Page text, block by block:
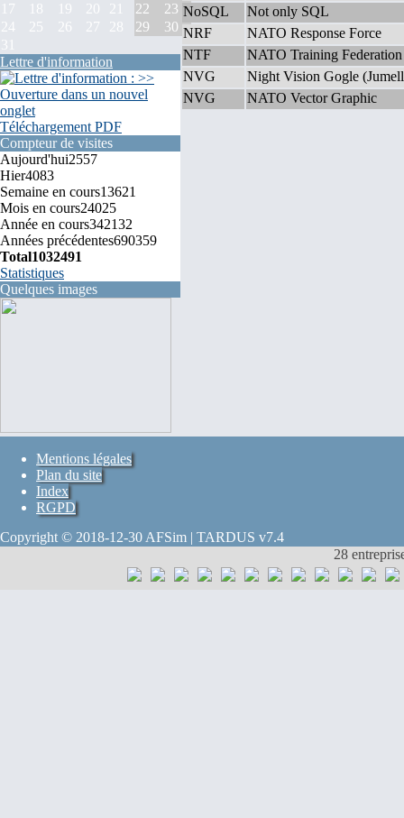
17
18 19 20 21 22
23
24
25 26 27 28 29
30
31
Lettre d'information
Téléchargement PDF
Compteur de visites
Aujourd'hui2557
Hier4083
Semaine en cours13621
Mois en cours24025
Année en cours342132
Années précédentes690359
Total1032491
Statistiques
Quelques images
NoSQL
Not only SQL
NRF
NATO Response Force
NTF
NATO Training Federation
NVG
Night Vision Gogle
NVG
NATO Vector Graphic
Mentions légales
Plan du site
Index
RGPD
Copyright © 2018-12-30 AFSim | TARDUS v7.4
28